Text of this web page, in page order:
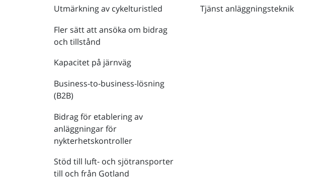
Utmärkning av cykelturistled
Fler sätt att ansöka om bidrag
och tillstånd
Kapacitet på järnväg
Business-to-business-lösning
(B2B)
Bidrag för etablering av
anläggningar för
nykterhetskontroller
Stöd till luft- och sjötransporter
till och från Gotland
Tjänst anläggningsteknik